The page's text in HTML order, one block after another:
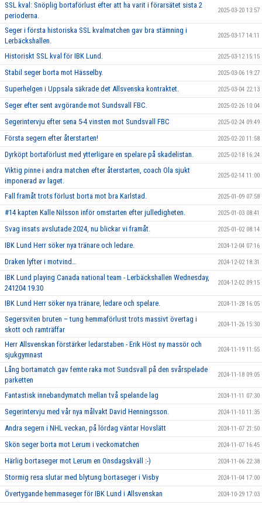
SSL kval: Snöplig bortaförlust efter att ha varit i förarsätet sista 2
perioderna.
2025-03-20 13:57
Seger i första historiska SSL kvalmatchen gav bra stämning i
Lerbäckshallen.
2025-03-17 14:11
Historiskt SSL kval för IBK Lund. 2025-03-12 15:15
Stabil seger borta mot Hässelby. 2025-03-06 19:27
Superhelgen i Uppsala säkrade det Allsvenska kontraktet. 2025-03-04 22:13
Seger efter sent avgörande mot Sundsvall FBC. 2025-02-26 10:04
Segerintervju efter sena 5-4 vinsten mot Sundsvall FBC 2025-02-24 09:49
Första segern efter återstarten! 2025-02-20 11:58
Dyrköpt bortaförlust med ytterligare en spelare på skadelistan. 2025-02-18 16:24
Viktig pinne i andra matchen efter återstarten, coach Ola sjukt
imponerad av laget.
2025-02-14 11:00
Fall framåt trots förlust borta mot bra Karlstad. 2025-01-09 07:58
#14 kapten Kalle Nilsson inför omstarten efter julledigheten. 2025-01-03 08:41
Svag insats avslutade 2024, nu blickar vi framåt. 2025-01-02 08:14
IBK Lund Herr söker nya tränare och ledare. 2024-12-04 07:16
Draken lyfter i motvind… 2024-12-02 18:31
IBK Lund playing Canada national team - Lerbäckshallen Wednesday,
241204 19.30
2024-12-02 09:15
IBK Lund Herr söker nya tränare, ledare och spelare. 2024-11-28 16:05
Segersviten bruten – tung hemmaförlust trots massivt övertag i
skott och ramträffar
2024-11-26 15:30
Herr Allsvenskan förstärker ledarstaben - Erik Höst ny massör och
sjukgymnast
2024-11-19 11:55
Lång bortamatch gav femte raka mot Sundsvall på den svårspelade
parketten
2024-11-18 09:05
Fantastisk innebandymatch mellan två spelande lag 2024-11-11 07:30
Segerintervju med vår nya målvakt David Henningsson. 2024-11-10 11:35
Andra segern i NHL veckan, på lördag väntar Hovslätt 2024-11-07 21:50
Skön seger borta mot Lerum i veckomatchen 2024-11-07 16:45
Härlig bortaseger mot Lerum en Onsdagskväll :-) 2024-11-06 22:38
Stormig resa slutar med blytung bortaseger i Visby 2024-11-04 17:00
Övertygande hemmaseger för IBK Lund i Allsvenskan 2024-10-29 17:03